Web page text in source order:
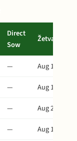
Direct
Sow
Žetva
—
Aug 12
—
Aug 12
—
Aug 2
—
Aug 12